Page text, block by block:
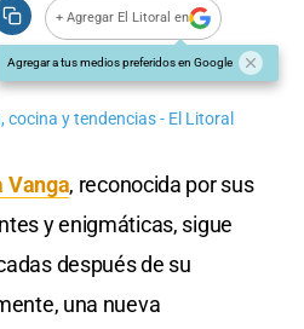
+ Agregar El Litoral en
Agregar a tus medios preferidos en Google
y tendencias - El Litoral
Vanga, reconocida por sus
y enigmáticas, sigue
después de su
una nueva